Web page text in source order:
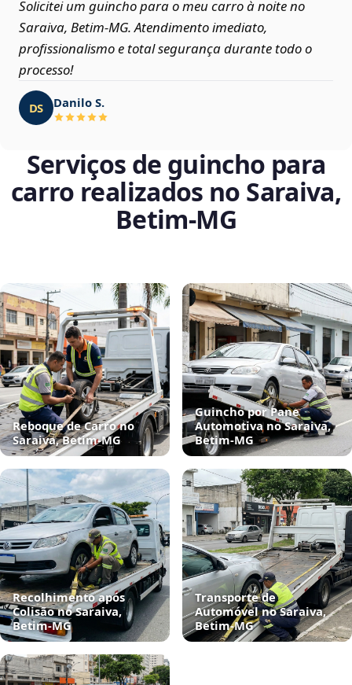
Solicitei um guincho para o meu carro à noite no
Saraiva, Betim‑MG. Atendimento imediato,
profissionalismo e total segurança durante todo o
processo!
DS Danilo S.
Serviços de guincho para
carro realizados no Saraiva,
Betim‑MG
Reboque de Carro no
Saraiva, Betim‑MG
Guincho por Pane
Automotiva no Saraiva,
Betim‑MG
Recolhimento após
Colisão no Saraiva,
Betim‑MG
Transporte de
Automóvel no Saraiva,
Betim‑MG